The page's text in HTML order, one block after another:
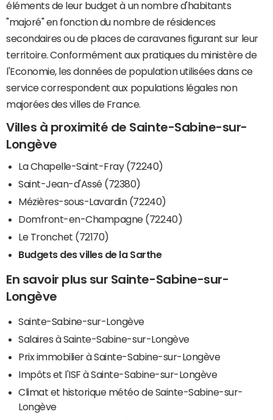
éléments de leur budget à un nombre d'habitants
"majoré" en fonction du nombre de résidences
secondaires ou de places de caravanes figurant sur leur
territoire. Conformément aux pratiques du ministère de
l'Economie, les données de population utilisées dans ce
service correspondent aux populations légales non
majorées des villes de France.
Villes à proximité de Sainte-Sabine-sur-
Longève
La Chapelle-Saint-Fray (72240)
Saint-Jean-d'Assé (72380)
Mézières-sous-Lavardin (72240)
Domfront-en-Champagne (72240)
Le Tronchet (72170)
Budgets des villes de la Sarthe
En savoir plus sur Sainte-Sabine-sur-
Longève
Sainte-Sabine-sur-Longève
Salaires à Sainte-Sabine-sur-Longève
Prix immobilier à Sainte-Sabine-sur-Longève
Impôts et l'ISF à Sainte-Sabine-sur-Longève
Climat et historique météo de Sainte-Sabine-sur-
Longève